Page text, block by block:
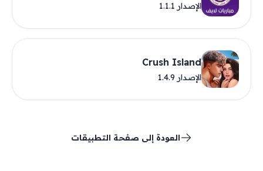
الإصدار 1.1.1
Crush Island
الإصدار 1.4.9
العودة إلى صفحة التطبيقات